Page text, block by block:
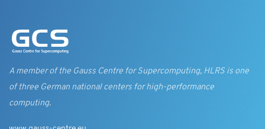
A member of the Gauss Centre for Supercomputing, HLRS is one
of three German national centers for high-performance
computing.